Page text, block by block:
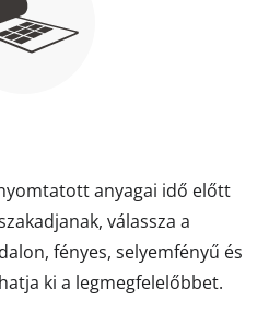
anyagai idő előtt
válassza a
fényes, selyemfényű és
ki a legmegfelelőbbet.